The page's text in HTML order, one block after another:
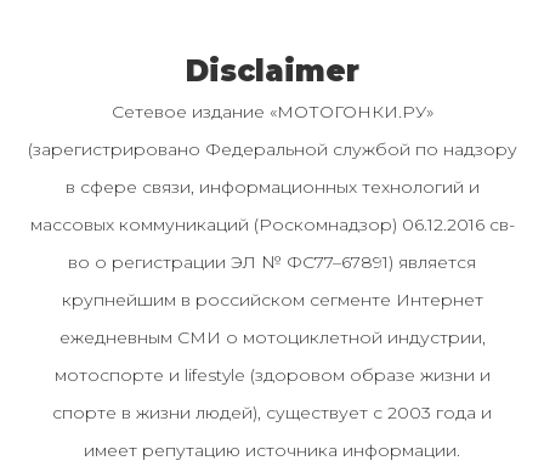
Disclaimer
Сетевое издание «МОТОГОНКИ.РУ»
(зарегистрировано Федеральной службой по надзору
в сфере связи, информационных технологий и
массовых коммуникаций (Роскомнадзор) 06.12.2016 св-
во о регистрации ЭЛ № ФС77–67891) является
крупнейшим в российском сегменте Интернет
ежедневным СМИ о мотоциклетной индустрии,
мотоспорте и lifestyle (здоровом образе жизни и
спорте в жизни людей), существует с 2003 года и
имеет репутацию источника информации.